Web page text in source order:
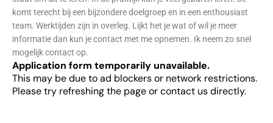
komt terecht bij een bijzondere doelgroep en in een enthousiast
team. Werktijden zijn in overleg. Lijkt het je wat of wil je meer
informatie dan kun je contact met me opnemen. Ik neem zo snel
mogelijk contact op.
Application form temporarily unavailable.
This may be due to ad blockers or network restrictions.
Please try refreshing the page or contact us directly.